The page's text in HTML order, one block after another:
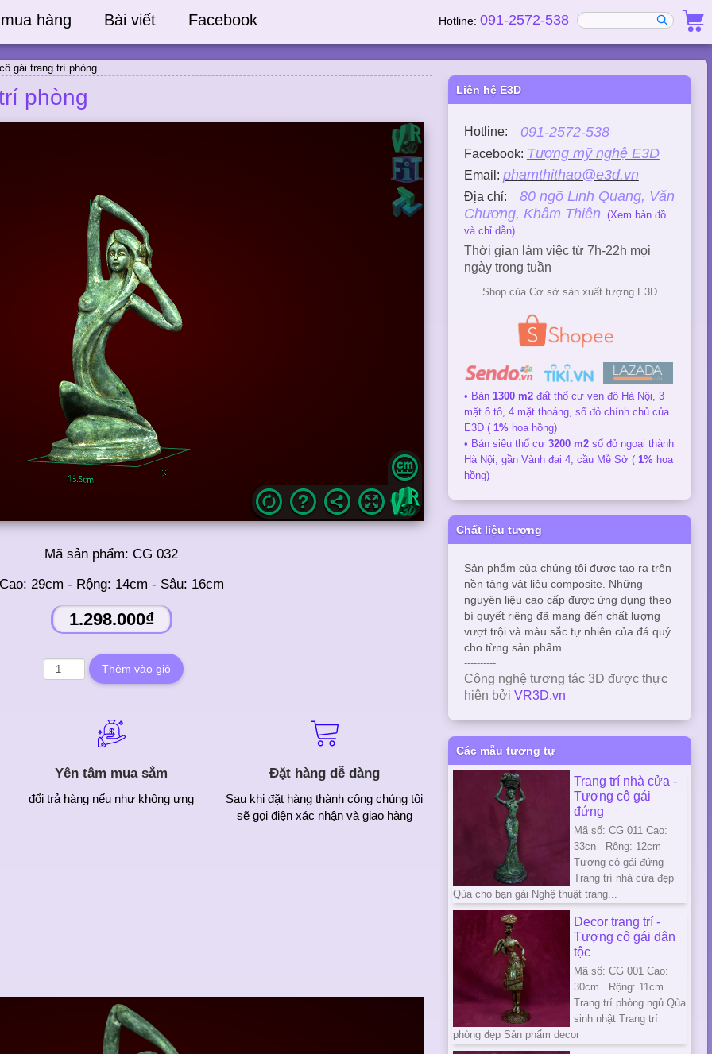
hàng Bài viết Facebook Hotline: 091-2572-538
gái trang trí phòng
phòng
Mã sản phẩm: CG 032
Cao: 29cm - Rộng: 14cm - Sâu: 16cm
1.298.000₫
Yên tâm mua sắm
đổi trả hàng nếu như không ưng
Đặt hàng dễ dàng
Sau khi đặt hàng thành công chúng tôi
sẽ gọi điện xác nhận và giao hàng
Liên hệ E3D
Hotline: 091-2572-538
Facebook: Tượng mỹ nghệ E3D
Email: phamthithao@e3d.vn
Địa chỉ: 80 ngõ Linh Quang, Văn
Chương, Khâm Thiên (Xem bản đồ
và chỉ dẫn)
Thời gian làm việc từ 7h-22h mọi
ngày trong tuần
Shop của Cơ sở sản xuất tượng E3D
• Bán 1300 m2đất thổ cư ven đô Hà Nội, 3
mặt ô tô, 4 mặt thoáng, sổ đỏ chính chủ của
E3D ( 1%hoa hồng)
• Bán siêu thổ cư 3200 m2sổ đỏ ngoại thành
Hà Nội, gần Vành đai 4, cầu Mễ Sở ( 1%hoa
hồng)
Chất liệu tượng
Sản phẩm của chúng tôi được tạo ra trên
nền tảng vật liệu composite. Những
nguyên liệu cao cấp được ứng dụng theo
bí quyết riêng đã mang đến chất lượng
vượt trội và màu sắc tự nhiên của đá quý
cho từng sản phẩm.
----------
Công nghệ tương tác 3D được thực
hiện bởi VR3D.vn
Các mẫu tương tự
Trang trí nhà cửa -
Tượng cô gái
đứng
Mã số: CG 011 Cao:
33cn Rộng: 12cm
Tượng cô gái đứng
Trang trí nhà cửa đẹp
Qùa cho bạn gái Nghệ thuật trang...
Decor trang trí -
Tượng cô gái dân
tộc
Mã số: CG 001 Cao:
30cm Rộng: 11cm
Trang trí phòng ngủ Qùa
sinh nhật Trang trí
phòng đẹp Sản phẩm decor